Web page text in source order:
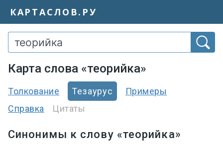
КАРТАСЛОВ.РУ
Карта слова «теорийка»
Толкование Тезаурус
Примеры
Справка
Цитаты
Синонимы к слову «теорийка»